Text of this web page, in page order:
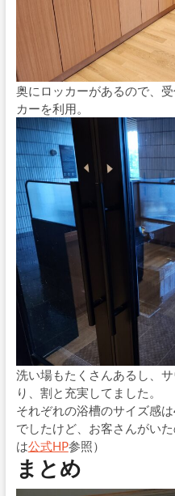
奥にロッカーがあるので、
カーを利用。
洗い場もたくさんあるし、
り、割と充実してました。
それぞれの浴槽のサイズ感
でしたけど、お客さんがい
は公式HP参照）
まとめ